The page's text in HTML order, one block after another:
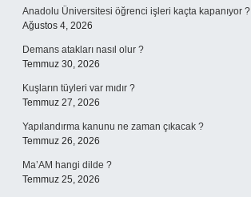
Anadolu Üniversitesi öğrenci işleri kaçta kapanıyor ?
Ağustos 4, 2026
Demans atakları nasıl olur ?
Temmuz 30, 2026
Kuşların tüyleri var mıdır ?
Temmuz 27, 2026
Yapılandırma kanunu ne zaman çıkacak ?
Temmuz 26, 2026
Ma’AM hangi dilde ?
Temmuz 25, 2026